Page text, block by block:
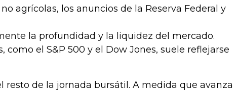
agrícolas, los anuncios de la Reserva Federal y
la profundidad y la liquidez del mercado.
el S&P 500 y el Dow Jones, suele reflejarse
resto de la jornada bursátil. A medida que avanza